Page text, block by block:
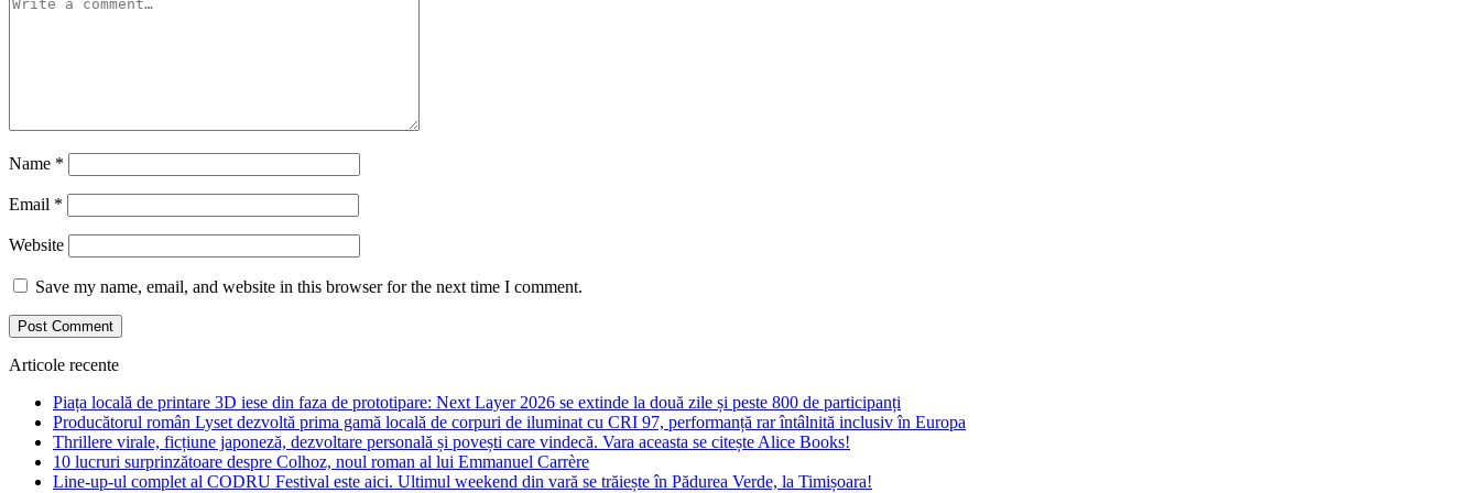
Name *
Email *
Website
Save my name, email, and website in this browser for the next time I comment.
Articole recente
Piața locală de printare 3D iese din faza de prototipare: Next Layer 2026 se extinde la două zile și peste 800 de participanți
Producătorul român Lyset dezvoltă prima gamă locală de corpuri de iluminat cu CRI 97, performanță rar întâlnită inclusiv în Europa
Thrillere virale, ficțiune japoneză, dezvoltare personală și povești care vindecă. Vara aceasta se citește Alice Books!
10 lucruri surprinzătoare despre Colhoz, noul roman al lui Emmanuel Carrère
Line-up-ul complet al CODRU Festival este aici. Ultimul weekend din vară se trăiește în Pădurea Verde, la Timișoara!